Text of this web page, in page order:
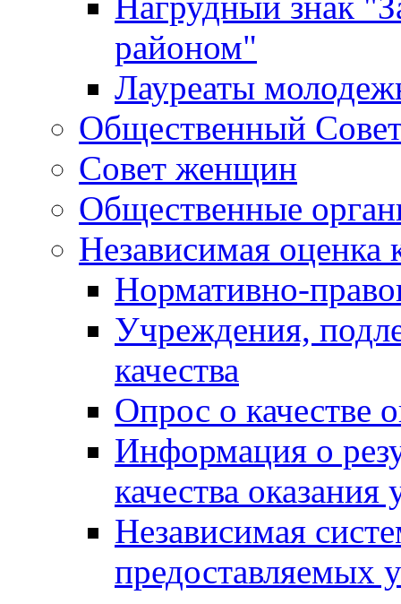
районом"
Лауреаты
Общественный
Совет женщин
Общественные
Независимая оценка
Нормативно-
Учреждения,
качества
Опрос о качестве
Информация о
качества оказания
Независимая
предоставляемых